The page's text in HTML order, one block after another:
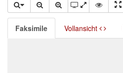
Faksimile Vollansicht